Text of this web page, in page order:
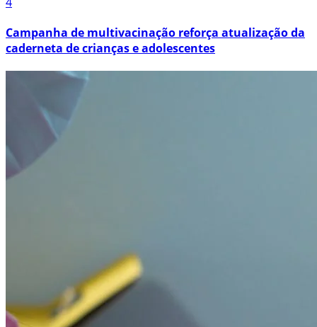
Campanha de multivacinação reforça atualização da
caderneta de crianças e adolescentes